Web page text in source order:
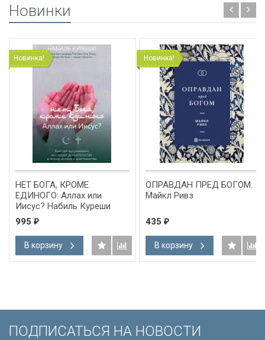
Новинки
Новинка!
НЕТ БОГА, КРОМЕ
ЕДИНОГО: Аллах или
Иисус? Набиль Куреши
995 ₽
В корзину
Новинка!
ОПРАВДАН ПРЕД БОГОМ.
Майкл Ривз
435 ₽
В корзину
ПОДПИСАТЬСЯ НА НОВОСТИ